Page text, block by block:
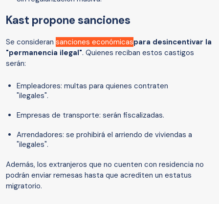
Kast propone sanciones
Se consideran sanciones económicaspara desincentivar la
"permanencia ilegal". Quienes reciban estos castigos
serán:
Empleadores: multas para quienes contraten
"ilegales".
Empresas de transporte: serán fiscalizadas.
Arrendadores: se prohibirá el arriendo de viviendas a
"ilegales".
Además, los extranjeros que no cuenten con residencia no
podrán enviar remesas hasta que acrediten un estatus
migratorio.